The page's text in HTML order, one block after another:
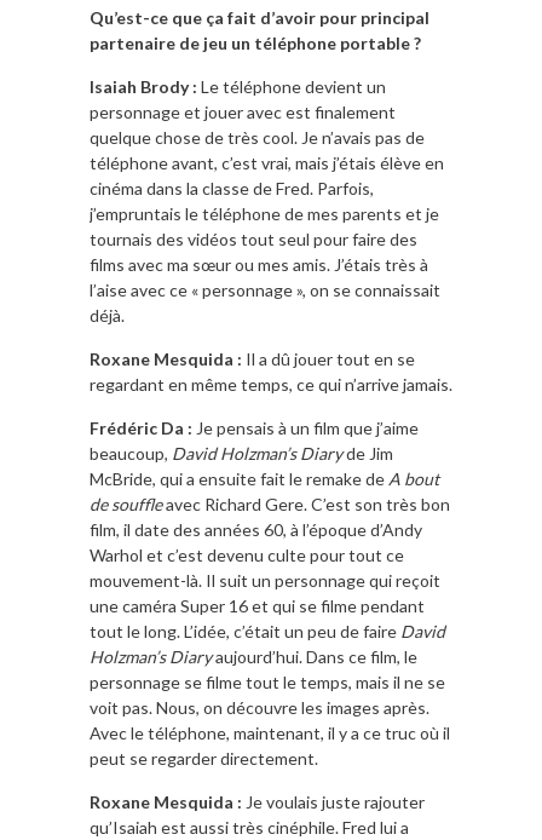
Qu’est-ce que ça fait d’avoir pour principal
partenaire de jeu un téléphone portable ?
Isaiah Brody : Le téléphone devient un
personnage et jouer avec est finalement
quelque chose de très cool. Je n’avais pas de
téléphone avant, c’est vrai, mais j’étais élève en
cinéma dans la classe de Fred. Parfois,
j’empruntais le téléphone de mes parents et je
tournais des vidéos tout seul pour faire des
films avec ma sœur ou mes amis. J’étais très à
l’aise avec ce « personnage », on se connaissait
déjà.
Roxane Mesquida : Il a dû jouer tout en se
regardant en même temps, ce qui n’arrive jamais.
Frédéric Da : Je pensais à un film que j’aime
beaucoup, David Holzman’s Diaryde Jim
McBride, qui a ensuite fait le remake de A bout
de souffleavec Richard Gere. C’est son très bon
film, il date des années 60, à l’époque d’Andy
Warhol et c’est devenu culte pour tout ce
mouvement-là. Il suit un personnage qui reçoit
une caméra Super 16 et qui se filme pendant
tout le long. L’idée, c’était un peu de faire David
Holzman’s Diaryaujourd’hui. Dans ce film, le
personnage se filme tout le temps, mais il ne se
voit pas. Nous, on découvre les images après.
Avec le téléphone, maintenant, il y a ce truc où il
peut se regarder directement.
Roxane Mesquida : Je voulais juste rajouter
qu’Isaiah est aussi très cinéphile. Fred lui a